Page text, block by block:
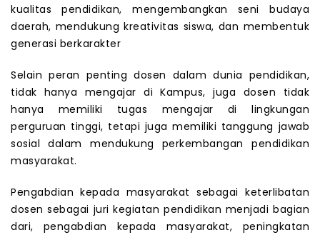
kualitas pendidikan, mengembangkan seni budaya
daerah, mendukung kreativitas siswa, dan membentuk
generasi berkarakter
Selain peran penting dosen dalam dunia pendidikan,
tidak hanya mengajar di Kampus, juga dosen tidak
hanya memiliki tugas mengajar di lingkungan
perguruan tinggi, tetapi juga memiliki tanggung jawab
sosial dalam mendukung perkembangan pendidikan
masyarakat.
Pengabdian kepada masyarakat sebagai keterlibatan
dosen sebagai juri kegiatan pendidikan menjadi bagian
dari, pengabdian kepada masyarakat, peningkatan